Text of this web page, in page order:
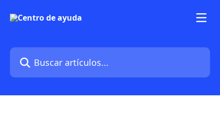
Buscar artículos...